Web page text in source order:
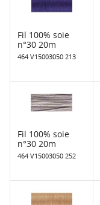
Fil 100% soie
n°30 20m
464 V15003050 213
Fil 100% soie
n°30 20m
464 V15003050 252